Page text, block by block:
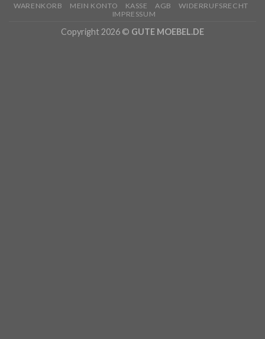
WARENKORB MEIN KONTO KASSE AGB
WIDERRUFSRECHT
IMPRESSUM
Copyright 2026 © GUTE MOEBEL.DE